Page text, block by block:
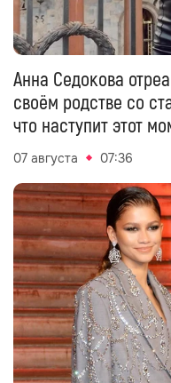
Анна Седокова
своём родстве со
что наступит этот
07 августа 07:36